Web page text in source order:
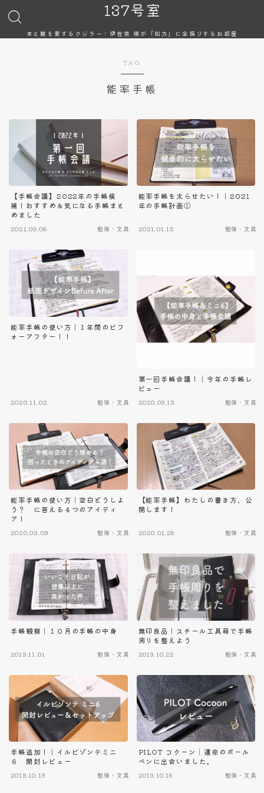
137号室
本と鯨を愛するクジラー：伊佐奈 瑛が「知力」に全振りするお部屋
TAG
能率手帳
【手帳会議】2022年の手帳候
補！おすすめ＆気になる手帳まと
めました
2021.09.08 勉強・文具
能率手帳を太らせたい！｜2021
年の手帳計画①
2021.01.15 勉強・文具
能率手帳の使い方｜１年間のビフ
ォーアフター！！
2020.11.02 勉強・文具
第一回手帳会議！｜今年の手帳レ
ビュー
2020.09.13 勉強・文具
能率手帳の使い方｜空白どうしよ
う？ に答える４つのアイディ
ア！
2020.03.09 勉強・文具
【能率手帳】わたしの書き方、公
開します！
2020.01.26 勉強・文具
手帳観察｜１０月の手帳の中身
2019.11.01 勉強・文具
無印良品｜スチール工具箱で手帳
周りを整えよう
2019.10.22 勉強・文具
手帳追加！｜イルビゾンテミニ
６ 開封レビュー
2019.10.19 勉強・文具
PILOT コクーン│運命のボール
ペンに出会いました。
2019.10.16 勉強・文具